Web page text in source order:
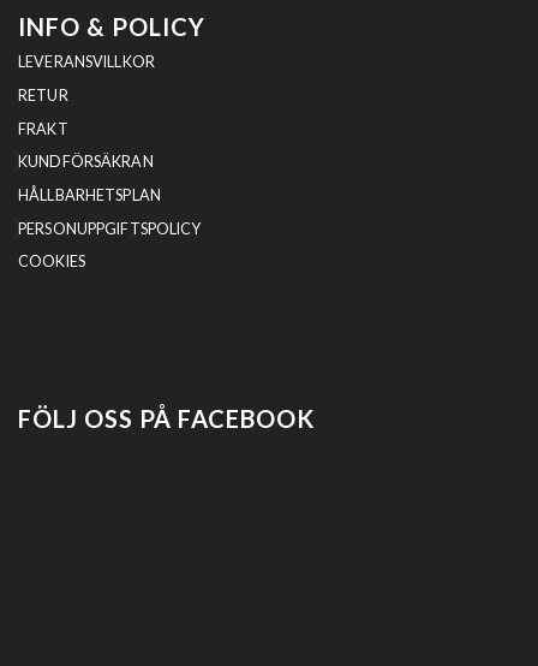
INFO & POLICY
LEVERANSVILLKOR
RETUR
FRAKT
KUNDFÖRSÄKRAN
HÅLLBARHETSPLAN
PERSONUPPGIFTSPOLICY
COOKIES
FÖLJ OSS PÅ FACEBOOK